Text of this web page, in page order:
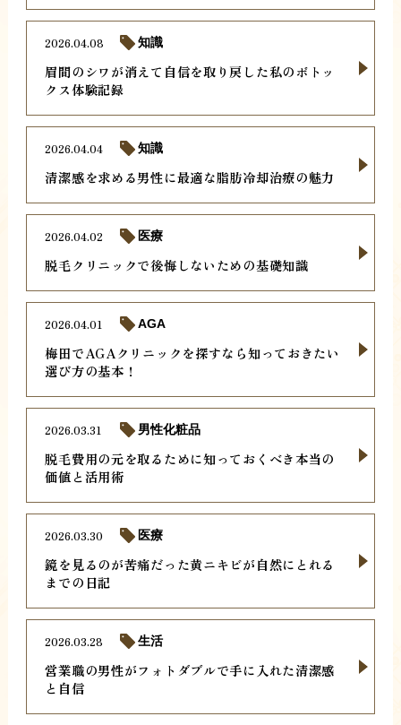
眉間のシワが消えて自信を取り戻した私のボトッ
クス体験記録
2026.04.08 知識
清潔感を求める男性に最適な脂肪冷却治療の魅力
2026.04.04 知識
脱毛クリニックで後悔しないための基礎知識
2026.04.02 医療
梅田でAGAクリニックを探すなら知っておきたい
選び方の基本！
2026.04.01 AGA
脱毛費用の元を取るために知っておくべき本当の
価値と活用術
2026.03.31 男性化粧品
鏡を見るのが苦痛だった黄ニキビが自然にとれる
までの日記
2026.03.30 医療
営業職の男性がフォトダブルで手に入れた清潔感
と自信
2026.03.28 生活